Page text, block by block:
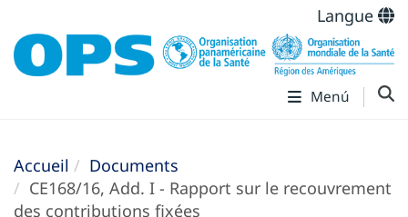
Langue
Menú
Accueil
Documents
CE168/16, Add. I - Rapport sur le recouvrement
des contributions fixées